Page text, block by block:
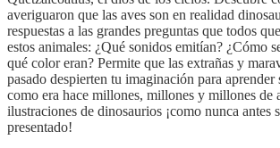
averiguaron que las aves son en realidad
respuestas a las grandes preguntas que todos
estos animales: ¿Qué sonidos emitían? ¿Cómo
qué color eran? Permite que las extrañas y
pasado despierten tu imaginación para aprender
como era hace millones, millones y millones de
ilustraciones de dinosaurios ¡como nunca antes
presentado!